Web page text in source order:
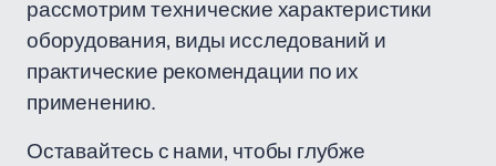
рассмотрим технические характеристики
оборудования, виды исследований и
практические рекомендации по их
применению.
Оставайтесь с нами, чтобы глубже